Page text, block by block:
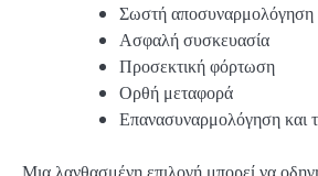
Σωστή αποσυναρμολόγηση
Ασφαλή συσκευασία
Προσεκτική φόρτωση
Ορθή μεταφορά
Επανασυναρμολόγηση και